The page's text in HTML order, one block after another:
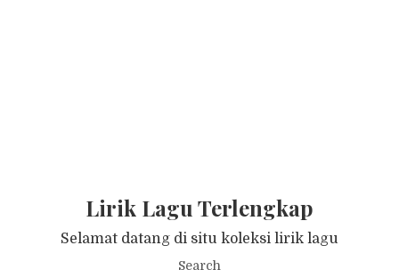
Lirik Lagu Terlengkap
Selamat datang di situ koleksi lirik lagu
Search